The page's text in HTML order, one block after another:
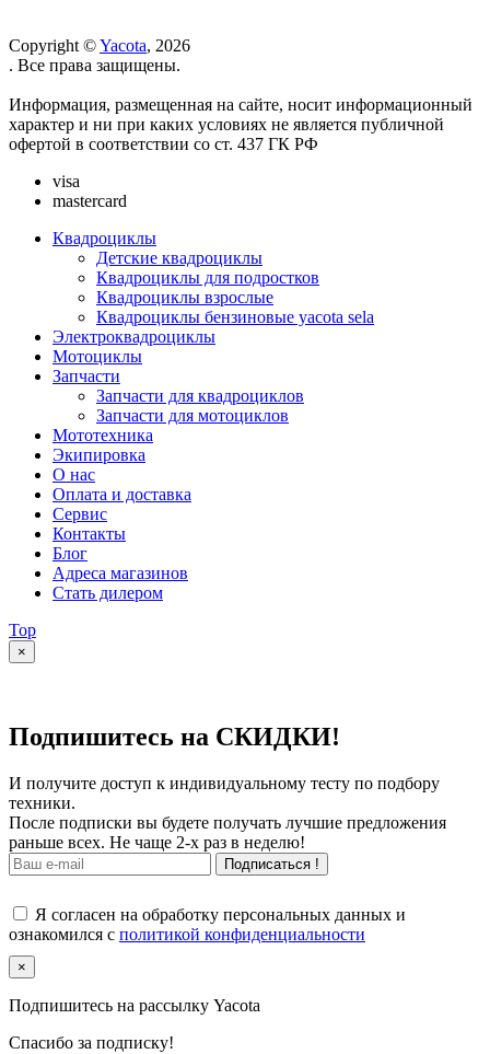
Copyright ©Yacota, 2026
. Все права защищены.
Информация, размещенная на сайте, носит информационный
характер и ни при каких условиях не является публичной
офертой в соответствии со ст. 437 ГК РФ
visa
mastercard
Квадроциклы
Детские квадроциклы
Квадроциклы для подростков
Квадроциклы взрослые
Квадроциклы бензиновые yacota sela
Электроквадроциклы
Мотоциклы
Запчасти
Запчасти для квадроциклов
Запчасти для мотоциклов
Мототехника
Экипировка
О нас
Оплата и доставка
Сервис
Контакты
Блог
Адреса магазинов
Стать дилером
Top
×
Подпишитесь на СКИДКИ!
И получите доступ к индивидуальному тесту по подбору
техники.
После подписки вы будете получать лучшие предложения
раньше всех. Не чаще 2-х раз в неделю!
Подписаться !
Я согласен на обработку персональных данных и
ознакомился с политикой конфиденциальности
×
Подпишитесь на рассылку Yacota
Спасибо за подписку!